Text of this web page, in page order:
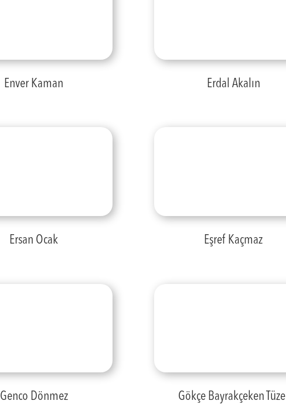
Enver Kaman Erdal Akalın
Ersan Ocak Eşref Kaçmaz
Genco Dönmez Gökçe Bayrakçeken Tüzel